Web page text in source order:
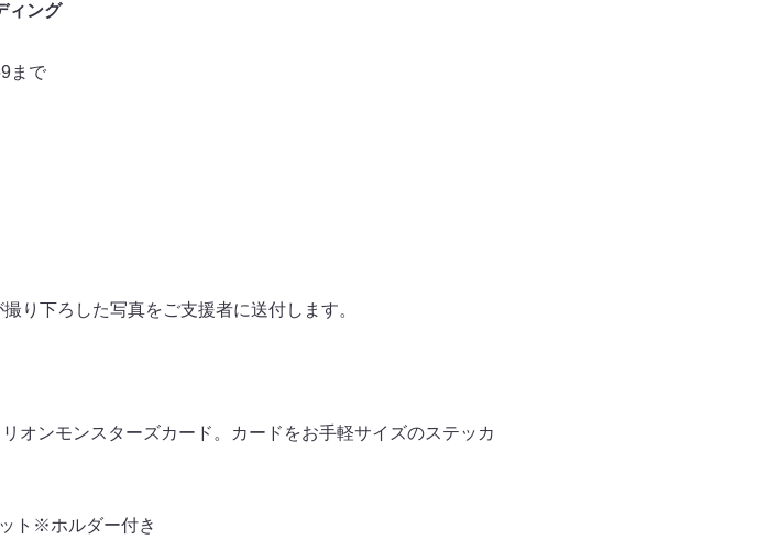
ィング
まで
り下ろした写真をご支援者に送付します。
オンモンスターズカード。カードをお手軽サイズのステッカ
ト※ホルダー付き